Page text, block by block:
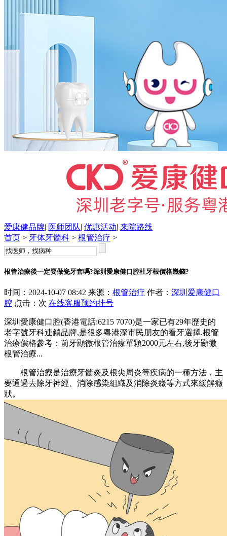
爱康健品牌| 医师团队| 优惠活动| 来院路线
首页 > 牙体牙髓科 > 根管治疗 >
根管治療後一定要做瓷牙套嗎?深圳愛康健口腔杜牙根價格幾錢?
时间：2024-10-07 08:42 来源： 根管治疗 作者： 深圳爱康健口
腔 点击： 次 在线客服预约挂号
深圳愛康健口腔(香港電話:6215 7070)是一家已有29年歷史的
老字號牙科連鎖品牌,是很多粵港深市民朋友的看牙選擇.根管
治療價格參考：前牙顯微根管治療單顆2000元左右,後牙顯微
根管治療...
根管治療是治療牙髓炎及根尖周炎等疾病的一種方法，主
要通過去除牙神經、消除感染組織及消除炎癥等方式來緩解癥
狀。